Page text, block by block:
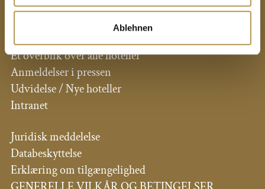
Ablehnen
PRIVATE HOTELLER DR. LOHBECK
Et overblik over alle hoteller
Anmeldelser i pressen
Udvidelse / Nye hoteller
Intranet
Juridisk meddelelse
Databeskyttelse
Erklæring om tilgængelighed